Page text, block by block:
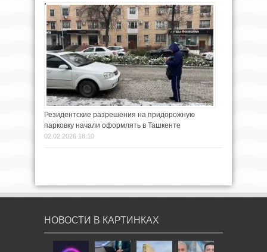
Резидентские разрешения на придорожную
парковку начали оформлять в Ташкенте
02.02.2026 18:10
НОВОСТИ В КАРТИНКАХ